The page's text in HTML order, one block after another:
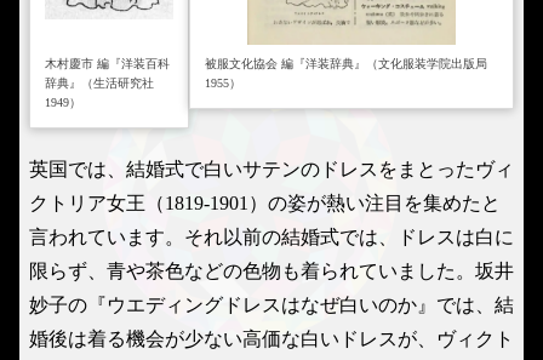
木村慶市 編『洋装百科
辞典』（生活研究社
1949）
被服文化協会 編『洋装辞典』（文化服装学院出版局
1955）
英国では、結婚式で白いサテンのドレスをまとったヴィ
クトリア女王（1819-1901）の姿が熱い注目を集めたと
言われています。それ以前の結婚式では、ドレスは白に
限らず、青や茶色などの色物も着られていました。坂井
妙子の『ウエディングドレスはなぜ白いのか』では、結
婚後は着る機会が少ない高価な白いドレスが、ヴィクト